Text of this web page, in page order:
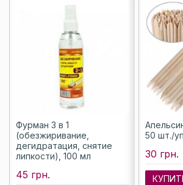
Фурман 3 в 1
(обезжиривание,
дегидратация, снятие
липкости), 100 мл
45 грн.
50 шт./
30 грн.